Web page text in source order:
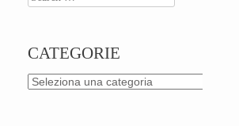
CATEGORIE
Categorie